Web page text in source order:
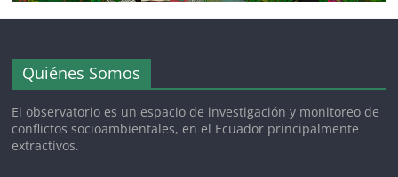
Quiénes Somos
El observatorio es un espacio de investigación y monitoreo de
conflictos socioambientales, en el Ecuador principalmente
extractivos.